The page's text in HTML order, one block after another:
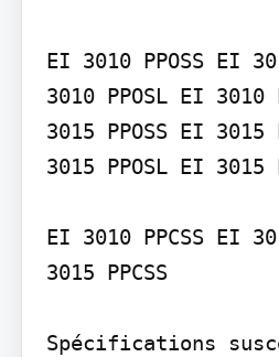
EI 3010 PPOSS EI
3010 PPOSL EI 3010
3015 PPOSS EI 3015
3015 PPOSL EI 3015
EI 3010 PPCSS EI
3015 PPCSS
Spécifications